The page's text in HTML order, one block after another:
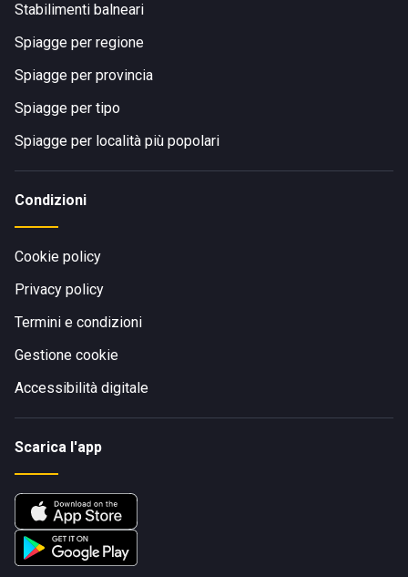
Stabilimenti balneari
Spiagge per regione
Spiagge per provincia
Spiagge per tipo
Spiagge per località più popolari
Condizioni
Cookie policy
Privacy policy
Termini e condizioni
Gestione cookie
Accessibilità digitale
Scarica l'app